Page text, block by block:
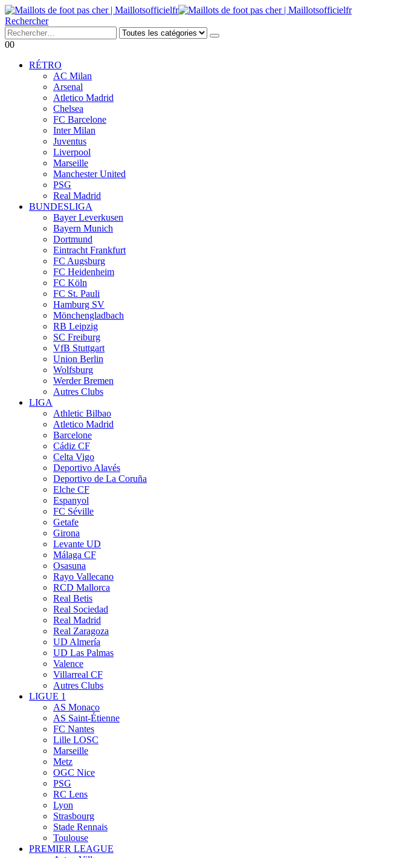
Rechercher
00
RÉTRO
AC Milan
Arsenal
Atletico Madrid
Chelsea
FC Barcelone
Inter Milan
Juventus
Liverpool
Marseille
Manchester United
PSG
Real Madrid
BUNDESLIGA
Bayer Leverkusen
Bayern Munich
Dortmund
Eintracht Frankfurt
FC Augsburg
FC Heidenheim
FC Köln
FC St. Pauli
Hamburg SV
Mönchengladbach
RB Leipzig
SC Freiburg
VfB Stuttgart
Union Berlin
Wolfsburg
Werder Bremen
Autres Clubs
LIGA
Athletic Bilbao
Atletico Madrid
Barcelone
Cádiz CF
Celta Vigo
Deportivo Alavés
Deportivo de La Coruña
Elche CF
Espanyol
FC Séville
Getafe
Girona
Levante UD
Málaga CF
Osasuna
Rayo Vallecano
RCD Mallorca
Real Betis
Real Sociedad
Real Madrid
Real Zaragoza
UD Almería
UD Las Palmas
Valence
Villarreal CF
Autres Clubs
LIGUE 1
AS Monaco
AS Saint-Étienne
FC Nantes
Lille LOSC
Marseille
Metz
OGC Nice
PSG
RC Lens
Lyon
Strasbourg
Stade Rennais
Toulouse
PREMIER LEAGUE